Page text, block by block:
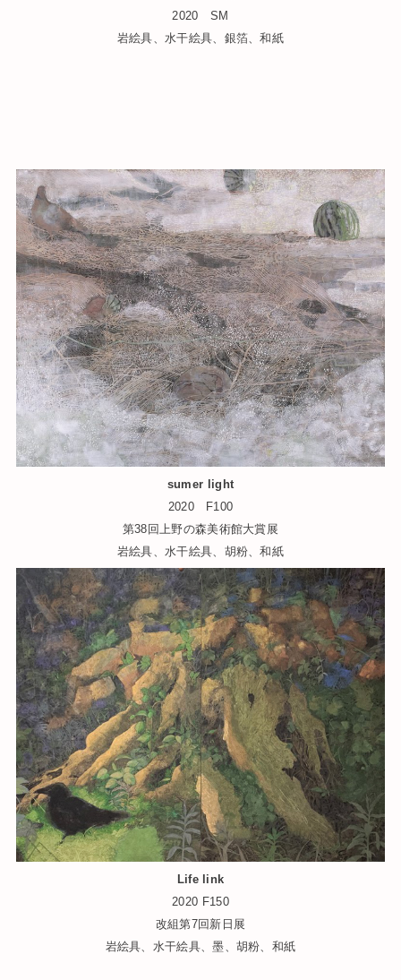
2020 SM
岩絵具、水干絵具、銀箔、和紙
sumer light
2020 F100
第38回上野の森美術館大賞展
岩絵具、水干絵具、胡粉、和紙
Life link
2020 F150
改組第7回新日展
岩絵具、水干絵具、墨、胡粉、和紙